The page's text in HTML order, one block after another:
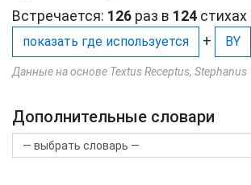
Встречается: 126 раз в 124 стихах
показать где используется + BY
Данные на основе Textus Receptus, Stephanus
Дополнительные словари